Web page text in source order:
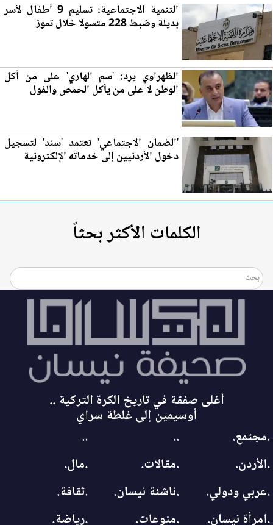
التنمية الاجتماعي ة: تسليم 9 أطفال لأسر
بديلة وضبط 228 متسولا خلال تموز
الظهراوي يرد: 'سم الهاري' على من أكل
الوطن لا على من يأكل الحمص والفول
'الضمان الاجتماعي' تعتمد 'سند' لتسجيل
دخول الأردنيين إلى خدماته الإلكترونية
الكلمات الأكثر بحثاً
أغلى صفقة في تاريخ الكرة التركية ..
أوسيمين إلى غلطة سراي
.مجتمع.
..
..
.الأردن.
.مقالات.
.مال.
.عربي ودولي.
.ناشئة نيسان.
.ثقافة.
.امرأة نيسان.
.منوعات. .رياضة.